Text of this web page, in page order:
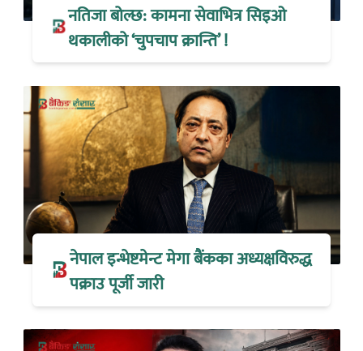
नतिजा बोल्छ: कामना सेवाभित्र सिइओ
थकालीको ‘चुपचाप क्रान्ति’ !
नेपाल इन्भेष्टमेन्ट मेगा बैंकका अध्यक्षविरुद्ध
पक्राउ पूर्जी जारी